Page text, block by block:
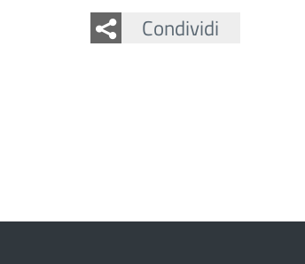
Condividi
Facebook
Twitter
Whatsapp